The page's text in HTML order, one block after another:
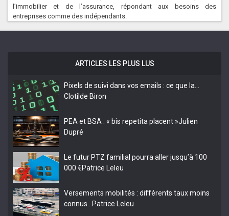
l’immobilier et de l’assurance, répondant aux besoins des
entreprises comme des indépendants.
ARTICLES LES PLUS LUS
Pixels de suivi dans vos emails : ce que la…
Clotilde Biron
PEA et BSA : « bis repetita placent »Julien
Dupré
Le futur PTZ familial pourra aller jusqu’à 100
000 €Patrice Leleu
Versements mobilités : différents taux moins
connus…
Patrice Leleu